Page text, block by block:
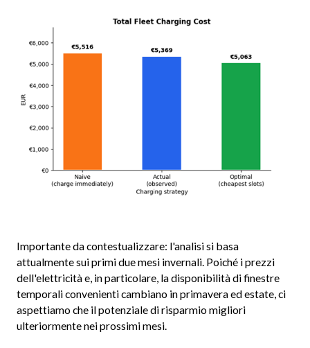
Importante da contestualizzare: l'analisi si basa
attualmente sui primi due mesi invernali. Poiché i prezzi
dell'elettricità e, in particolare, la disponibilità di finestre
temporali convenienti cambiano in primavera ed estate, ci
aspettiamo che il potenziale di risparmio migliori
ulteriormente nei prossimi mesi.